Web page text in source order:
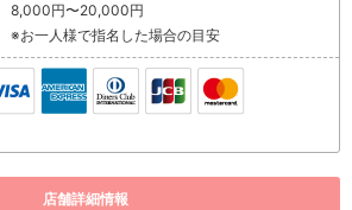
8,000円〜20,000円
※お一人様で指名した場合の目安
店舗詳細情報